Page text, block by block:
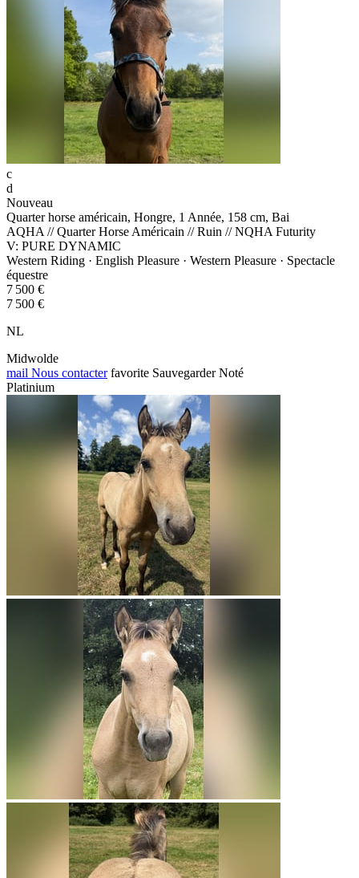
c
d
Nouveau
Quarter horse américain, Hongre, 1 Année, 158 cm, Bai
AQHA // Quarter Horse Américain // Ruin // NQHA Futurity
V: PURE DYNAMIC
Western Riding · English Pleasure · Western Pleasure · Spectacle
équestre
7 500 €
7 500 €
NL
Midwolde
mail Nous contacter favorite Sauvegarder Noté
Platinium